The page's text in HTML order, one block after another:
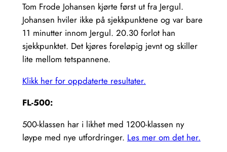
Tom Frode Johansen kjørte først ut fra Jergul.
Johansen hviler ikke på sjekkpunktene og var bare
11 minutter innom Jergul. 20.30 forlot han
sjekkpunktet. Det kjøres foreløpig jevnt og skiller
lite mellom tetspannene.
Klikk her for oppdaterte resultater.
FL-500:
500-klassen har i likhet med 1200-klassen ny
løype med nye utfordringer. Les mer om det her.